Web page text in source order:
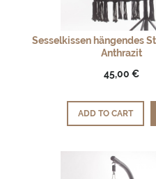
Sesselkissen hängendes
Anthrazit
45,00 €
ADD TO CART